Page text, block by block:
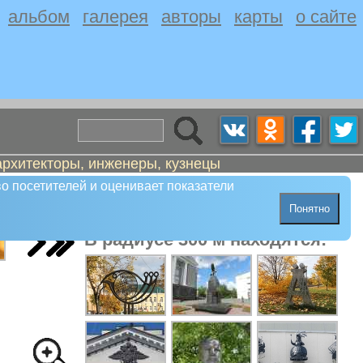
альбом галерея авторы карты о сайте
инженеры, кузнецы
и оценивает показатели
Понятно
В радиусе 300 м находятся: